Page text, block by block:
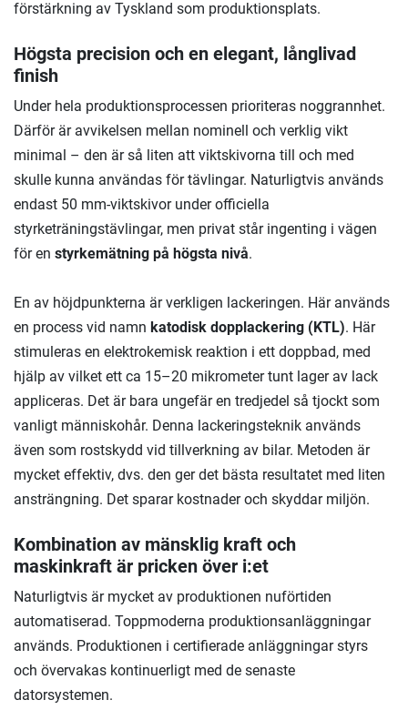
förstärkning av Tyskland som produktionsplats.
Högsta precision och en elegant, långlivad
finish
Under hela produktionsprocessen prioriteras noggrannhet.
Därför är avvikelsen mellan nominell och verklig vikt
minimal – den är så liten att viktskivorna till och med
skulle kunna användas för tävlingar. Naturligtvis används
endast 50 mm-viktskivor under officiella
styrketräningstävlingar, men privat står ingenting i vägen
för en styrkemätning på högsta nivå.
En av höjdpunkterna är verkligen lackeringen. Här används
en process vid namn katodisk dopplackering (KTL). Här
stimuleras en elektrokemisk reaktion i ett doppbad, med
hjälp av vilket ett ca 15–20 mikrometer tunt lager av lack
appliceras. Det är bara ungefär en tredjedel så tjockt som
vanligt människohår. Denna lackeringsteknik används
även som rostskydd vid tillverkning av bilar. Metoden är
mycket effektiv, dvs. den ger det bästa resultatet med liten
ansträngning. Det sparar kostnader och skyddar miljön.
Kombination av mänsklig kraft och
maskinkraft är pricken över i:et
Naturligtvis är mycket av produktionen nuförtiden
automatiserad. Toppmoderna produktionsanläggningar
används. Produktionen i certifierade anläggningar styrs
och övervakas kontinuerligt med de senaste
datorsystemen.